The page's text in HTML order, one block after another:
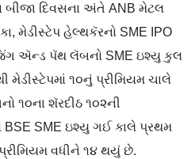
બીજા દિવસના અંતે ANB મેટલ
મેડીસ્ટેપ હેલ્થકૅરનો SME IPO
ઍન્ડ પૅથ લૅબનો SME ઇશ્યુ કુલ
મેડીસ્ટેપમાં ૧૦નું પ્રીમિયમ ચાલે
૧૦ના શૅરદીઠ ૧૦૨ની
BSE SME ઇશ્યુ ગઈ કાલે પ્રથમ
વધીને ૧૪ થયું છે.